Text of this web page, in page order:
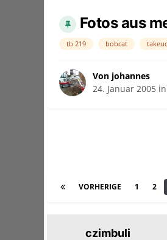
Fotos aus
tb 219 bobcat
Von johannes
24. Januar 2005 in
VORHERIGE 1 2
czimbuli